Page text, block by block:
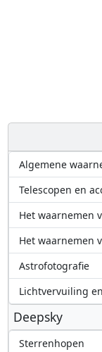
Algemene
Telescopen en
Het waarnemen
Het waarnemen
Astrofotografie
Lichtvervuiling
Deepsky
Sterrenhopen